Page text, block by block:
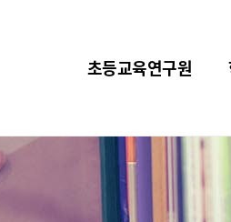
초등교육연구원